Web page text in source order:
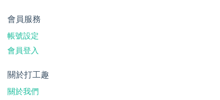
會員服務
帳號設定
會員登入
關於打工趣
關於我們